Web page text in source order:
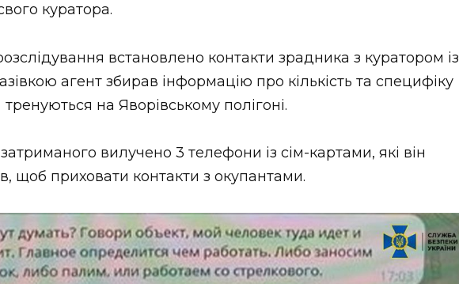
куратора.
встановлено контакти зрадника з куратором із
агент збирав інформацію про кількість та специфіку
тренуються на Яворівському полігоні.
вилучено 3 телефони із сім-картами, які він
щоб приховати контакти з окупантами.